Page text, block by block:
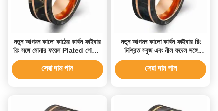
নতুন আগমন কালো কাঠের কার্বন ফাইবার
রিং সঙ্গে সোনার ফয়েল Plated গোলাপী
সোনার রিং
সেরা দাম পান
নতুন আগমন কালো কার্বন ফাইবার রিং
মিশ্রিত সবুজ এবং নীল ফয়েল সঙ্গে
Plated গোল্ড রিং
সেরা দাম পান